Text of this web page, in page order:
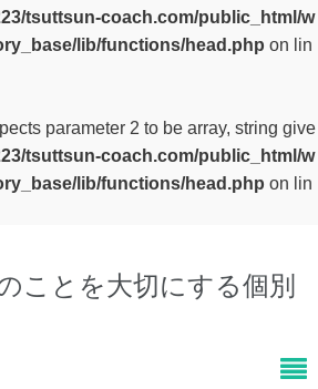
tsuttsun-coach.com/public_html/w
lib/functions/head.php on lin
parameter 2 to be array, string give
tsuttsun-coach.com/public_html/w
lib/functions/head.php on lin
ことを大切にする個別